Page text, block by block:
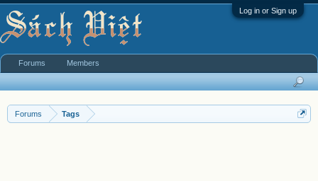
Log in or Sign up
Forums Tags
Forums Members